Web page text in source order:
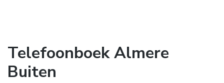
Telefoonboek Almere
Buiten